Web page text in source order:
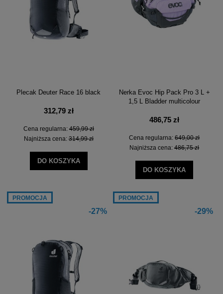
Plecak Deuter Race 16 black
312,79 zł
Cena regularna:459,99 zł
Najniższa cena:314,99 zł
DO KOSZYKA
Nerka Evoc Hip Pack Pro 3 L +
1,5 L Bladder multicolour
486,75 zł
Cena regularna:649,00 zł
Najniższa cena:486,75 zł
DO KOSZYKA
-27%
PROMOCJA
-29%
PROMOCJA